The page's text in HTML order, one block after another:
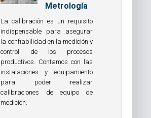
Metrología
La calibración es un requisito
indispensable para asegurar
la confiabilidad en la medición y
control de los procesos
productivos. Contamos con las
instalaciones y equipamiento
para poder realizar
calibraciones de equipo de
medición.